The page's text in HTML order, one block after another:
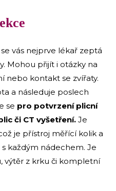
vás nejprve lékař zeptá
Mohou přijít i otázky na
nebo kontakt se zvířaty.
a následuje poslech
se pro potvrzení plicní
či CT vyšetření. Je
je přístroj měřící kolik a
každým nádechem. Je
výtěr z krku či kompletní